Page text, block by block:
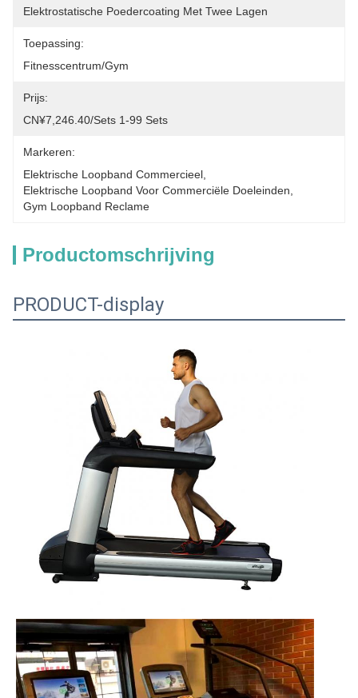
Elektrostatische Poedercoating Met Twee Lagen
Toepassing:
Fitnesscentrum/gym
Prijs:
CN¥7,246.40/sets 1-99 Sets
Markeren:
Elektrische Loopband Commercieel
Elektrische Loopband Voor Commerciële Doeleinden
Gym Loopband Reclame
Productomschrijving
PRODUCT-display